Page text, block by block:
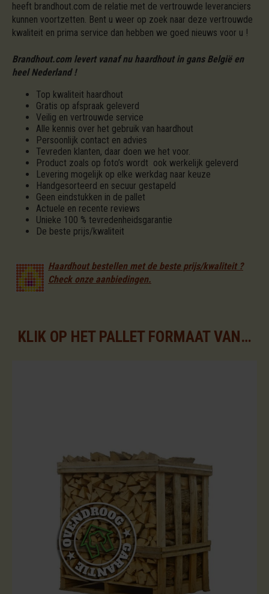
heeft brandhout.com de relatie met de vertrouwde leveranciers
kunnen voortzetten. Bent u weer op zoek naar deze vertrouwde
kwaliteit en prima service dan hebben we goed nieuws voor u !
Brandhout.com levert vanaf nu haardhout in gans België en
heel Nederland !
Top kwaliteit haardhout
Gratis op afspraak geleverd
Veilig en vertrouwde service
Alle kennis over het gebruik van haardhout
Persoonlijk contact en advies
Tevreden klanten, daar doen we het voor.
Product zoals op foto’s wordt ook werkelijk geleverd
Levering mogelijk op elke werkdag naar keuze
Handgesorteerd en secuur gestapeld
Geen eindstukken in de pallet
Actuele en recente reviews
Unieke 100 % tevredenheidsgarantie
De beste prijs/kwaliteit
Haardhout bestellen met de beste prijs/kwaliteit ?
Check onze aanbiedingen.
KLIK OP HET PALLET FORMAAT VAN UW KEUZE VOOR DE BESCHIKBARE ASSORTIMENTEN